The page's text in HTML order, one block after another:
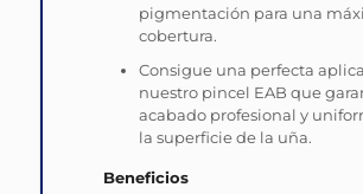
pigmentación para una
cobertura.
Consigue una perfecta
nuestro pincel EAB que
acabado profesional y
la superficie de la uña.
Beneficios